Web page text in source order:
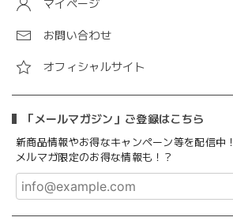
マイページ
お問い合わせ
オフィシャルサイト
「メールマガジン」ご登録はこちら
新商品情報やお得なキャンペーン等を配信中！
メルマガ限定のお得な情報も！？